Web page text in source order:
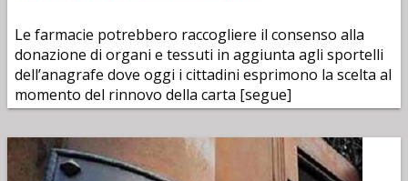
Le farmacie potrebbero raccogliere il consenso alla
donazione di organi e tessuti in aggiunta agli sportelli
dell’anagrafe dove oggi i cittadini esprimono la scelta al
momento del rinnovo della carta [segue]